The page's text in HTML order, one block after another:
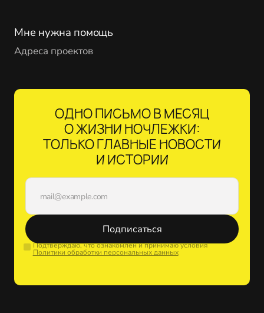
Мне нужна помощь
Адреса проектов
ОДНО ПИСЬМО В МЕСЯЦ
О ЖИЗНИ НОЧЛЕЖКИ:
ТОЛЬКО ГЛАВНЫЕ НОВОСТИ
И ИСТОРИИ
Подписаться
Подтверждаю, что ознакомлен и принимаю условия
Политики обработки персональных данных